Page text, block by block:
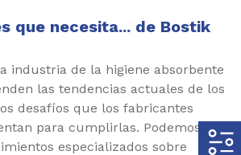
que necesita... de Bostik
industria de la higiene absorbente
las tendencias actuales de los
desafíos que los fabricantes
para cumplirlas. Podemos
especializados sobre